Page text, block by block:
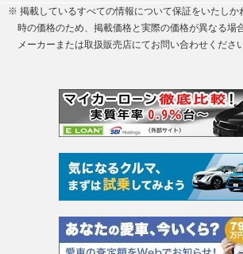
※ 掲載しているすべての情報について保証をいたしか
時の価格のため、掲載価格と実際の価格が異なる場
メーカーまたは取扱販売店にてお問い合わせください